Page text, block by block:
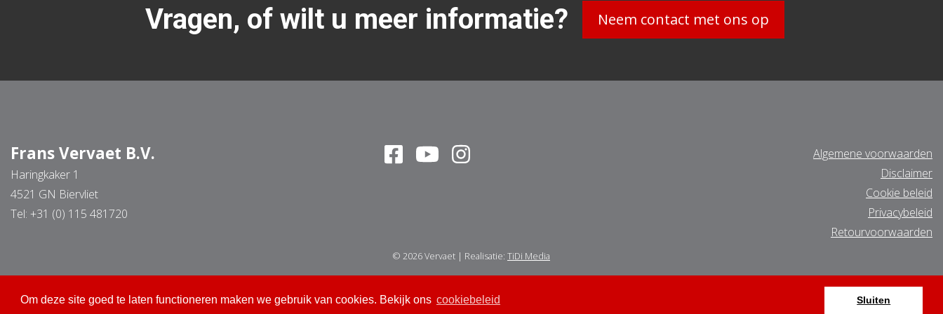
Om deze site goed te laten functioneren maken we gebruik van cookies. Bekijk ons cookiebeleid Sluiten
Om deze site goed te laten functioneren maken we gebruik van cookies. Bekijk ons cookiebeleid Sluiten
Vragen, of wilt u meer informatie? Neem contact met ons op
Frans Vervaet B.V.
Haringkaker 1
4521 GN Biervliet
Tel: +31 (0) 115 481720
Algemene voorwaarden
Disclaimer
Cookie beleid
Privacybeleid
Retourvoorwaarden
© 2026Vervaet | Realisatie: TiDi Media